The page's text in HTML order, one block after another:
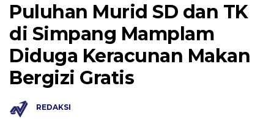
Puluhan Murid SD dan TK
di Simpang Mamplam
Diduga Keracunan Makan
Bergizi Gratis
REDAKSI